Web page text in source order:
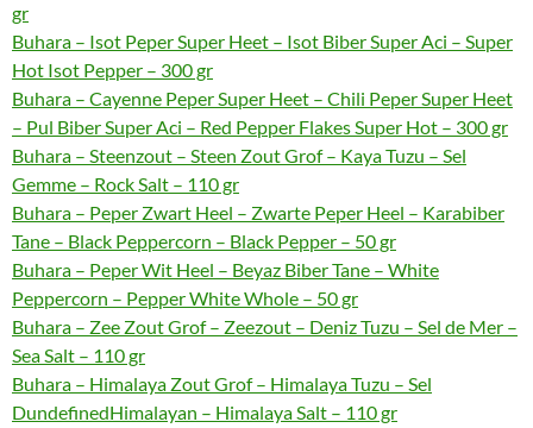
gr
Buhara – Isot Peper Super Heet – Isot Biber Super Aci – Super
Hot Isot Pepper – 300 gr
Buhara – Cayenne Peper Super Heet – Chili Peper Super Heet
– Pul Biber Super Aci – Red Pepper Flakes Super Hot – 300 gr
Buhara – Steenzout – Steen Zout Grof – Kaya Tuzu – Sel
Gemme – Rock Salt – 110 gr
Buhara – Peper Zwart Heel – Zwarte Peper Heel – Karabiber
Tane – Black Peppercorn – Black Pepper – 50 gr
Buhara – Peper Wit Heel – Beyaz Biber Tane – White
Peppercorn – Pepper White Whole – 50 gr
Buhara – Zee Zout Grof – Zeezout – Deniz Tuzu – Sel de Mer –
Sea Salt – 110 gr
Buhara – Himalaya Zout Grof – Himalaya Tuzu – Sel
DundefinedHimalayan – Himalaya Salt – 110 gr